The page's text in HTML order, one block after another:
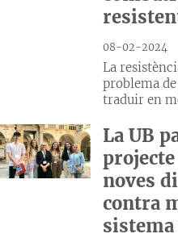
08-02-2024
La
problema
traduir en
La UB
noves
contra